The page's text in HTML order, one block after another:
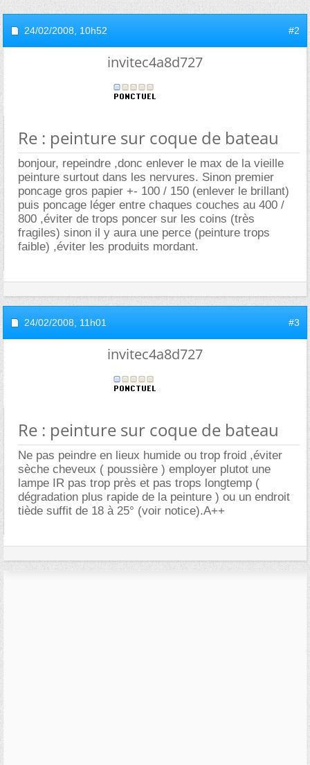
24/02/2008, 10h52 #2
invitec4a8d727
Re : peinture sur coque de bateau
bonjour, repeindre ,donc enlever le max de la vieille
peinture surtout dans les nervures. Sinon premier
poncage gros papier +- 100 / 150 (enlever le brillant)
puis poncage léger entre chaques couches au 400 /
800 ,éviter de trops poncer sur les coins (très
fragiles) sinon il y aura une perce (peinture trops
faible) ,éviter les produits mordant.
24/02/2008, 11h01 #3
invitec4a8d727
Re : peinture sur coque de bateau
Ne pas peindre en lieux humide ou trop froid ,éviter
sèche cheveux ( poussière ) employer plutot une
lampe IR pas trop près et pas trops longtemp (
dégradation plus rapide de la peinture ) ou un endroit
tiède suffit de 18 à 25° (voir notice).A++